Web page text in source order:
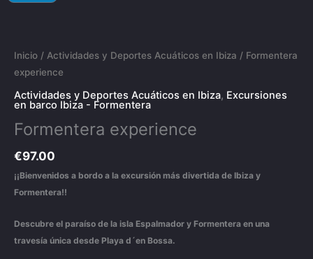
Inicio / Actividades y Deportes Acuáticos en Ibiza / Formentera
experience
Actividades y Deportes Acuáticos en Ibiza, Excursiones
en barco Ibiza - Formentera
Formentera experience
€97.00
¡¡Bienvenidos a bordo a la excursión más divertida de Ibiza y
Formentera!!
Descubre el paraíso de la isla Espalmador y Formentera en una
travesía única desde Playa d´en Bossa.
cantidad